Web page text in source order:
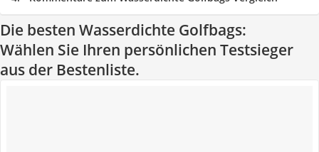
Die besten Wasserdichte Golfbags:
Wählen Sie Ihren persönlichen Testsieger
aus der Bestenliste.